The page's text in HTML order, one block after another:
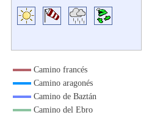
Camino francés
Camino aragonés
Camino de Baztán
Camino del Ebro